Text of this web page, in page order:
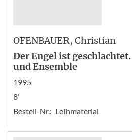
OFENBAUER, Christian
Der Engel ist
und Ensemble
1995
8'
Bestell-Nr.: Leihmaterial